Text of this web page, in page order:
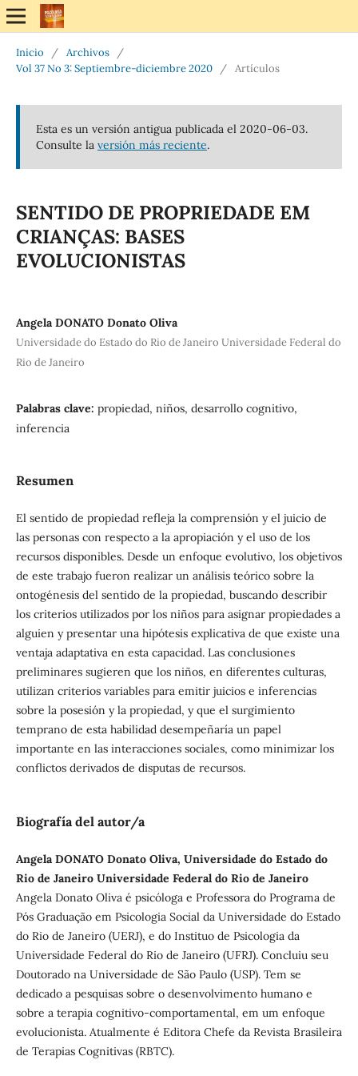
Inicio / Archivos
/
Vol 37 No 3: Septiembre-diciembre 2020
/ Artículos
Esta es un versión antigua publicada el 2020-06-03.
Consulte la versión más reciente.
SENTIDO DE PROPRIEDADE EM
CRIANÇAS: BASES
EVOLUCIONISTAS
Angela DONATO Donato Oliva
Universidade do Estado do Rio de Janeiro Universidade Federal do
Rio de Janeiro
Palabras clave: propiedad, niños, desarrollo cognitivo,
inferencia
Resumen
El sentido de propiedad refleja la comprensión y el juicio de
las personas con respecto a la apropiación y el uso de los
recursos disponibles. Desde un enfoque evolutivo, los objetivos
de este trabajo fueron realizar un análisis teórico sobre la
ontogénesis del sentido de la propiedad, buscando describir
los criterios utilizados por los niños para asignar propiedades a
alguien y presentar una hipótesis explicativa de que existe una
ventaja adaptativa en esta capacidad. Las conclusiones
preliminares sugieren que los niños, en diferentes culturas,
utilizan criterios variables para emitir juicios e inferencias
sobre la posesión y la propiedad, y que el surgimiento
temprano de esta habilidad desempeñaría un papel
importante en las interacciones sociales, como minimizar los
conflictos derivados de disputas de recursos.
Biografía del autor/a
Angela DONATO Donato Oliva, Universidade do Estado do
Rio de Janeiro Universidade Federal do Rio de Janeiro
Angela Donato Oliva é psicóloga e Professora do Programa de
Pós Graduação em Psicologia Social da Universidade do Estado
do Rio de Janeiro (UERJ), e do Instituo de Psicologia da
Universidade Federal do Rio de Janeiro (UFRJ). Concluiu seu
Doutorado na Universidade de São Paulo (USP). Tem se
dedicado a pesquisas sobre o desenvolvimento humano e
sobre a terapia cognitivo-comportamental, em um enfoque
evolucionista. Atualmente é Editora Chefe da Revista Brasileira
de Terapias Cognitivas (RBTC).